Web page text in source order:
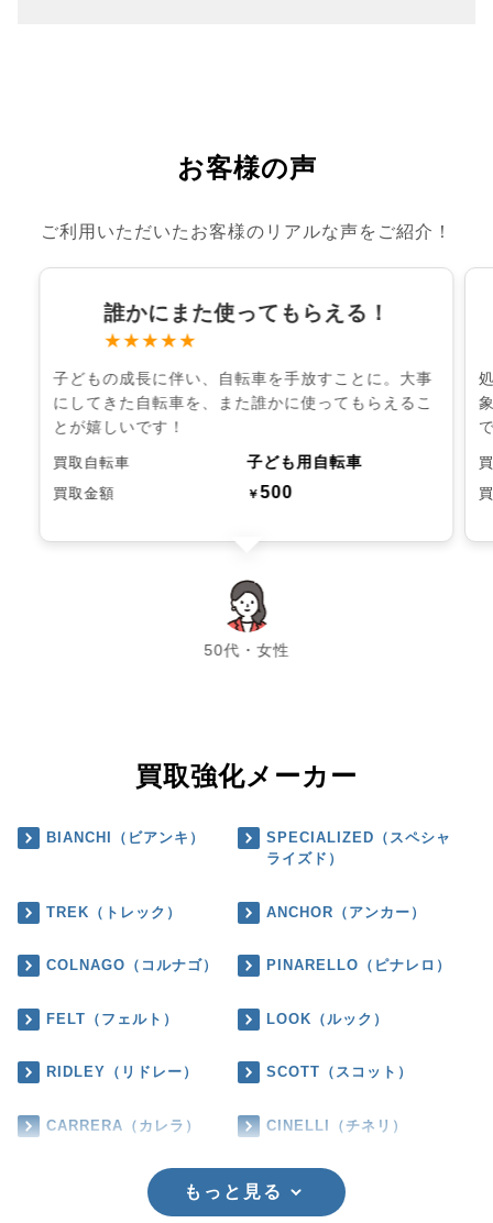
お客様の声
ご利用いただいたお客様のリアルな声をご紹介！
誰かにまた使ってもらえる！
★★★★★
子どもの成長に伴い、自転車を手放すことに。大事
にしてきた自転車を、また誰かに使ってもらえるこ
とが嬉しいです！
買取自転車 子ども用自転車
買取金額 ￥500
50代・女性
chevron_left chevron_right
買取強化メーカー
BIANCHI（ビアンキ）
SPECIALIZED（スペシャ
ライズド）
TREK（トレック） ANCHOR（アンカー）
COLNAGO（コルナゴ） PINARELLO（ピナレロ）
FELT（フェルト） LOOK（ルック）
RIDLEY（リドレー） SCOTT（スコット）
CARRERA（カレラ） CINELLI（チネリ）
もっと見る